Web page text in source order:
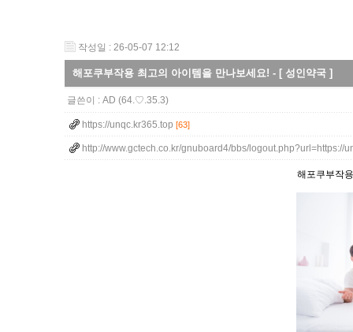
작성일 : 26-05-07 12:12
해포쿠부작용 최고의 아이템을 만나보세요! - [ 성인약국 ]
글쓴이 : AD (64.♡.35.3)
https://unqc.kr365.top [63]
http://www.gctech.co.kr/gnuboard4/bbs/logout.php?url=https://
해포쿠부작